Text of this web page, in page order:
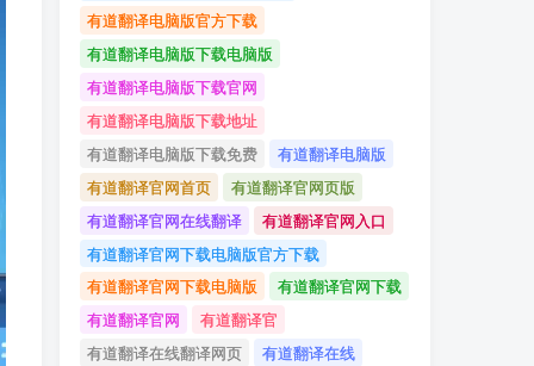
有道翻译电脑版官方下载
有道翻译电脑版下载电脑版
有道翻译电脑版下载官网
有道翻译电脑版下载地址
有道翻译电脑版下载免费
有道翻译电脑版
有道翻译官网首页
有道翻译官网页版
有道翻译官网在线翻译
有道翻译官网入口
有道翻译官网下载电脑版官方下载
有道翻译官网下载电脑版
有道翻译官网下载
有道翻译官网
有道翻译官
有道翻译在线翻译网页
有道翻译在线